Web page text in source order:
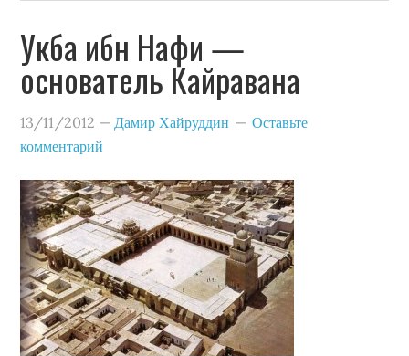
Укба ибн Нафи —
основатель Кайравана
13/11/2012 —Дамир Хайруддин
Оставьте
комментарий